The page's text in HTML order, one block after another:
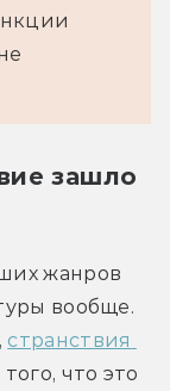
зашло
жанров
странствия
что это